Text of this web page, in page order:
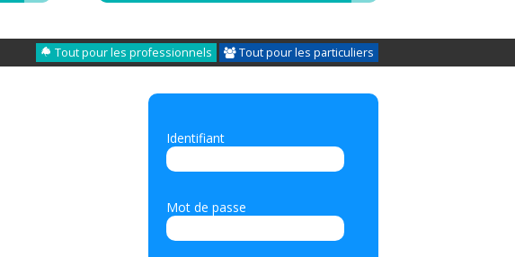
Tout pour les professionnels Tout pour les particuliers
Identifiant
Mot de passe